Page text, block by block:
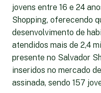
jovens entre 16 e 24
Shopping, oferecendo
desenvolvimento de
atendidos mais de 2,4
presente no Salvador
inseridos no mercado
assinada, sendo 157